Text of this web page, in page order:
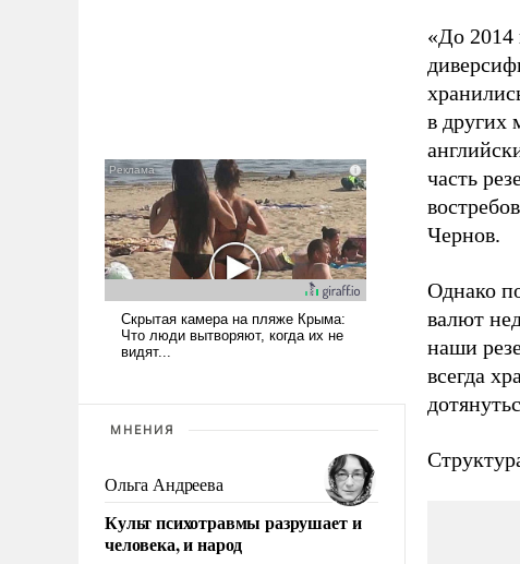
МНЕНИЯ
Ольга Андреева
Культ психотравмы разрушает и
человека, и народ
«До 2014
в других
часть
Чернов.
Однако
валют
наши
всегда